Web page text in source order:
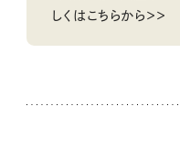
しくはこちらから＞＞